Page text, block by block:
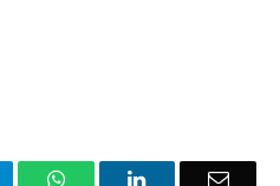
WhatsAppLinkedIn Email